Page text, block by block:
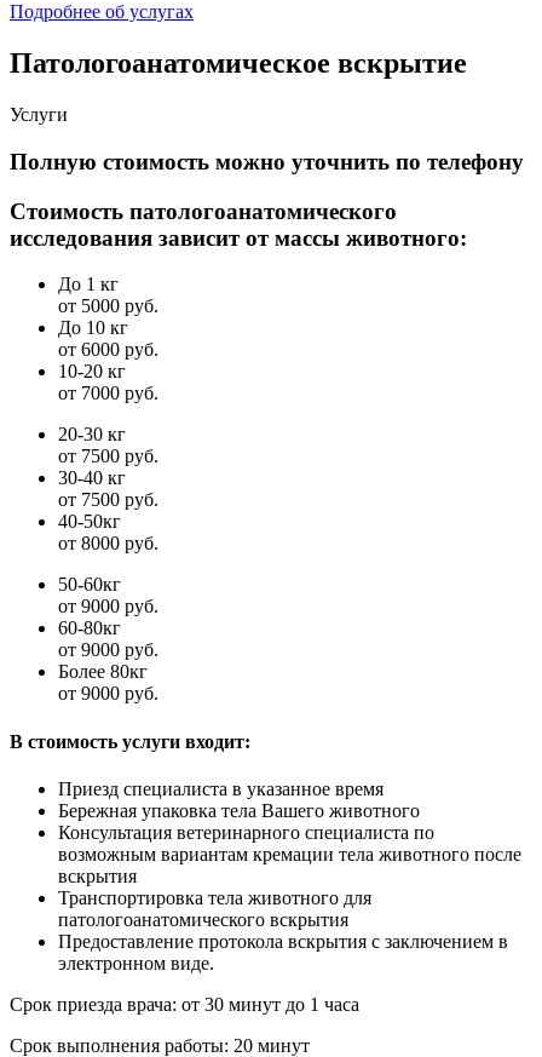
Подробнее об услугах
Патологоанатомическое вскрытие
Услуги
Полную стоимость можно уточнить по телефону
Стоимость патологоанатомического
исследования зависит от массы животного:
До 1 кг
от 5000 руб.
До 10 кг
от 6000 руб.
10-20 кг
от 7000 руб.
20-30 кг
от 7500 руб.
30-40 кг
от 7500 руб.
40-50кг
от 8000 руб.
50-60кг
от 9000 руб.
60-80кг
от 9000 руб.
Более 80кг
от 9000 руб.
В стоимость услуги входит:
Приезд специалиста в указанное время
Бережная упаковка тела Вашего животного
Консультация ветеринарного специалиста по
возможным вариантам кремации тела животного после
вскрытия
Транспортировка тела животного для
патологоанатомического вскрытия
Предоставление протокола вскрытия с заключением в
электронном виде.
Срок приезда врача: от 30 минут до 1 часа
Срок выполнения работы: 20 минут